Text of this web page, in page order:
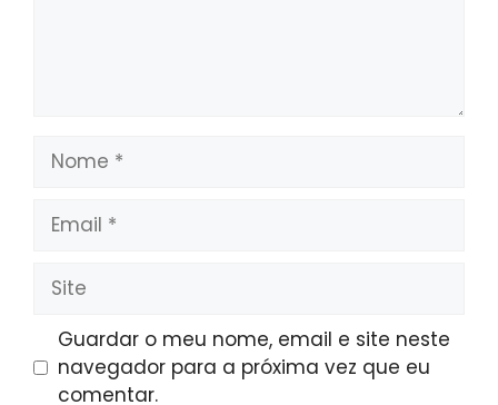
Nome
Email
Site
Guardar o meu nome, email e site neste
navegador para a próxima vez que eu
comentar.